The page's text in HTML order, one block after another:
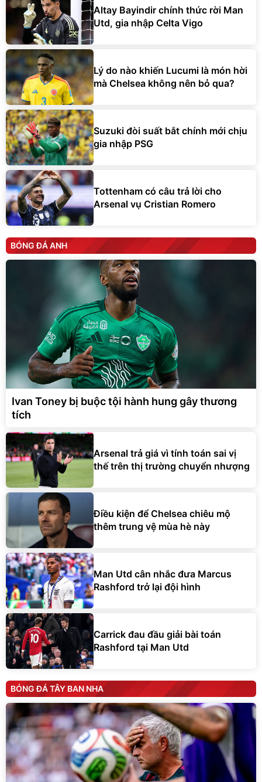
Altay Bayindir chính thức rời Man
Utd, gia nhập Celta Vigo
Lý do nào khiến Lucumi là món hời
mà Chelsea không nên bỏ qua?
Suzuki đòi suất bắt chính mới chịu
gia nhập PSG
Tottenham có câu trả lời cho
Arsenal vụ Cristian Romero
BÓNG ĐÁ ANH
Ivan Toney bị buộc tội hành hung gây thương
tích
Arsenal trả giá vì tính toán sai vị
thế trên thị trường chuyển nhượng
Điều kiện để Chelsea chiêu mộ
thêm trung vệ mùa hè này
Man Utd cân nhắc đưa Marcus
Rashford trở lại đội hình
Carrick đau đầu giải bài toán
Rashford tại Man Utd
BÓNG ĐÁ TÂY BAN NHA